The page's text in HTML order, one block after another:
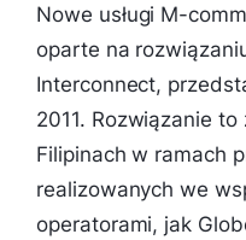
Nowe usługi M-
oparte na
Interconnect,
2011. Rozwiązanie
Filipinach w ramach
realizowanych we
operatorami, jak